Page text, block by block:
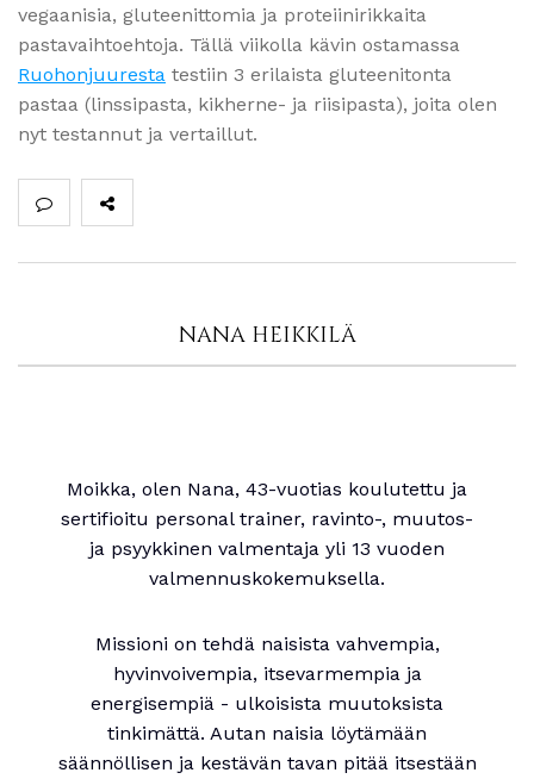
vegaanisia, gluteenittomia ja proteiinirikkaita
pastavaihtoehtoja. Tällä viikolla kävin ostamassa
Ruohonjuuresta testiin 3 erilaista gluteenitonta
pastaa (linssipasta, kikherne- ja riisipasta), joita olen
nyt testannut ja vertaillut.
NANA HEIKKILÄ
Moikka, olen Nana, 43-vuotias koulutettu ja
sertifioitu personal trainer, ravinto-, muutos-
ja psyykkinen valmentaja yli 13 vuoden
valmennuskokemuksella.
Missioni on tehdä naisista vahvempia,
hyvinvoivempia, itsevarmempia ja
energisempiä - ulkoisista muutoksista
tinkimättä. Autan naisia löytämään
säännöllisen ja kestävän tavan pitää itsestään